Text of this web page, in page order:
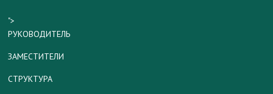
">
РУКОВОДИТЕЛЬ
ЗАМЕСТИТЕЛИ
СТРУКТУРА